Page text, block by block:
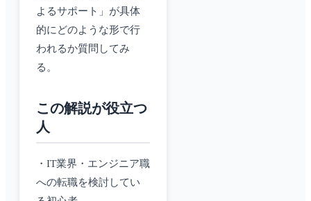
よるサポート」が具体
的にどのような形で行
われるか質問してみ
る。
この解説が役立つ
人
・IT業界・エンジニア職
への転職を検討してい